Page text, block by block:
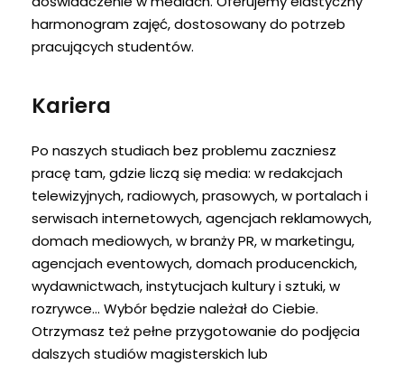
harmonogram zajęć, dostosowany do potrzeb
pracujących studentów.
Kariera
Po naszych studiach bez problemu zaczniesz
pracę tam, gdzie liczą się media: w redakcjach
telewizyjnych, radiowych, prasowych, w portalach i
serwisach internetowych, agencjach reklamowych,
domach mediowych, w branży PR, w marketingu,
agencjach eventowych, domach producenckich,
wydawnictwach, instytucjach kultury i sztuki, w
rozrywce… Wybór będzie należał do Ciebie.
Otrzymasz też pełne przygotowanie do podjęcia
dalszych studiów magisterskich lub